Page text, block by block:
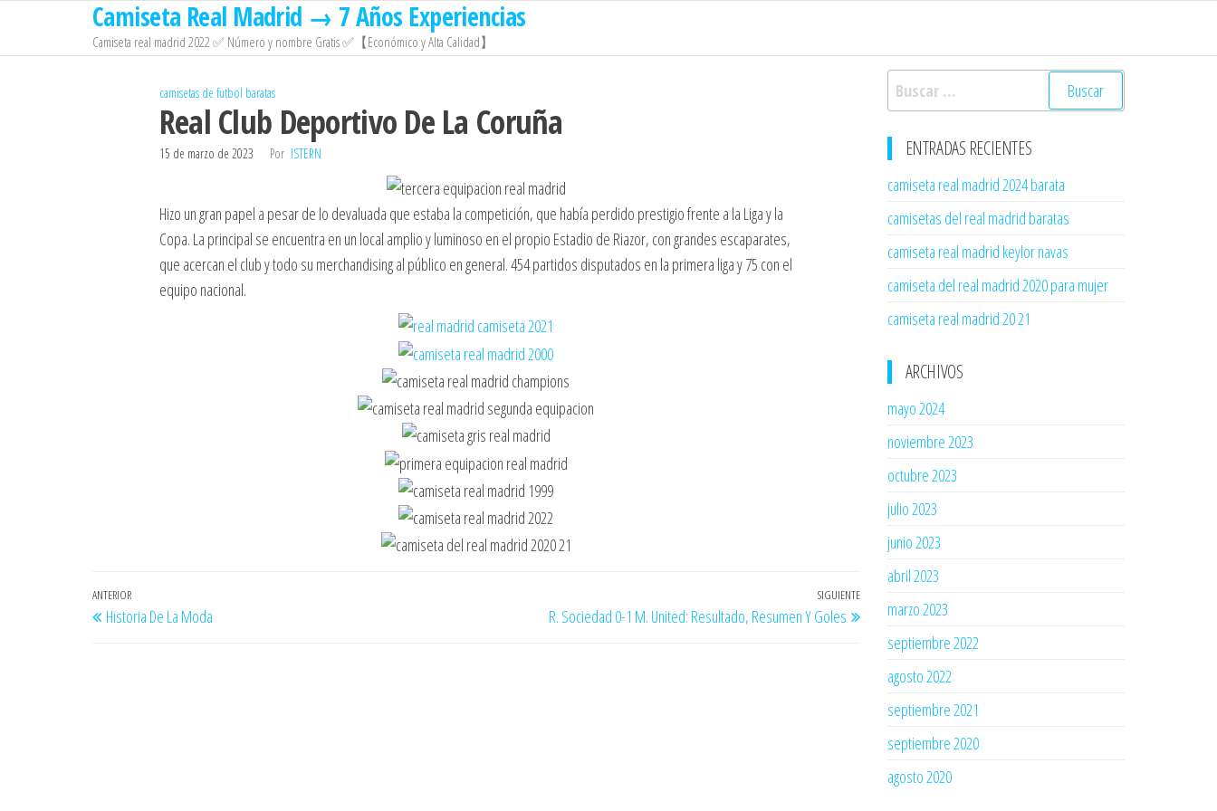
contenido
Camiseta Real Madrid → 7 Años Experiencias
Camiseta real madrid 2022 ✅ Número y nombre Gratis ✅【Económico y Alta Calidad】
camisetas de futbol baratas
Real Club Deportivo De La Coruña
15 de marzo de 2023 Por ISTERN
Hizo un gran papel a pesar de lo devaluada que estaba la competición, que había perdido prestigio frente a la Liga y la
Copa. La principal se encuentra en un local amplio y luminoso en el propio Estadio de Riazor, con grandes escaparates,
que acercan el club y todo su merchandising al público en general. 454 partidos disputados en la primera liga y 75 con el
equipo nacional.
Navegación
de
Entrada
anterior
ANTERIOR
Historia De La Moda
Entrada
siguiente
SIGUIENTE
R. Sociedad 0-1 M. United: Resultado, Resumen Y Goles
Buscar:
ENTRADAS RECIENTES
camiseta real madrid 2024 barata
camisetas del real madrid baratas
camiseta real madrid keylor navas
camiseta del real madrid 2020 para mujer
camiseta real madrid 20 21
ARCHIVOS
mayo 2024
noviembre 2023
octubre 2023
julio 2023
junio 2023
abril 2023
marzo 2023
septiembre 2022
agosto 2022
septiembre 2021
septiembre 2020
agosto 2020